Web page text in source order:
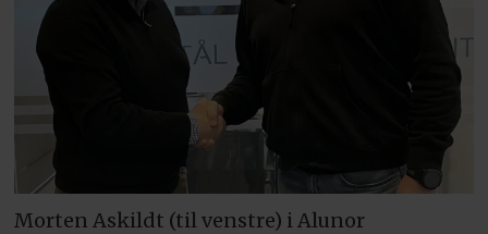
Morten Askildt (til venstre) i Alunor